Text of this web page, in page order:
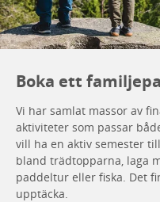
Boka ett
Vi har samlat massor av
aktiviteter som passar
vill ha en aktiv semester
bland trädtopparna, laga
paddeltur eller fiska. Det
upptäcka.